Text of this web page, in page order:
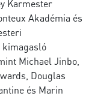
Karmester
Akadémia és
kimagasló
Michael Jinbo,
Douglas
és Marin